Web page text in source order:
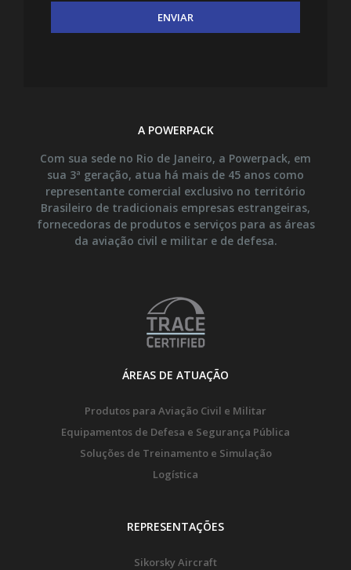
A POWERPACK
Com sua sede no Rio de Janeiro, a Powerpack, em
sua 3ª geração, atua há mais de 45 anos como
representante comercial exclusivo no território
Brasileiro de tradicionais empresas estrangeiras,
fornecedoras de produtos e serviços para as áreas
da aviação civil e militar e de defesa.
ÁREAS DE ATUAÇÃO
Produtos para Aviação Civil e Militar
Equipamentos de Defesa e Segurança Pública
Soluções de Treinamento e Simulação
Logística
REPRESENTAÇÕES
Sikorsky Aircraft